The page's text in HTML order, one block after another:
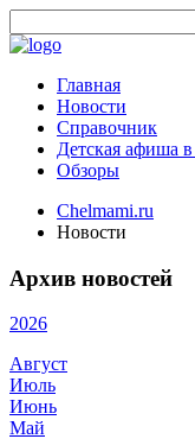
Главная
Новости
Справочник
Детская афиша
Обзоры
Chelmami.ru
Новости
Архив новостей
2026
Август
Июль
Июнь
Май